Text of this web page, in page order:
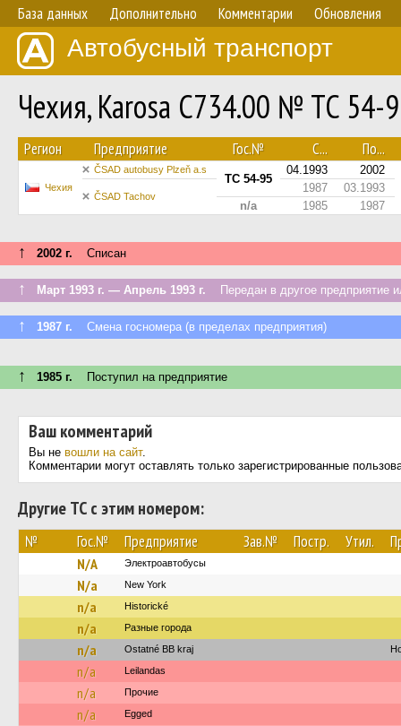
База данных Дополнительно Комментарии Обновления
Автобусный транспорт
Чехия, Karosa C734.00 № TC 54-
Регион Предприятие Гос.№ С... По...
Чехия
ČSAD autobusy Plzeň a.s
TC 54-95
04.1993 2002
ČSAD Tachov
1987
03.1993
n/a
1985 1987
↑ 2002 г. Списан
↑ Март 1993 г. — Апрель 1993 г. Передан в другое предприятие
↑ 1987 г. Смена госномера (в пределах предприятия)
↑ 1985 г. Поступил на предприятие
Ваш комментарий
Вы не вошли на сайт.
Комментарии могут оставлять только зарегистрированные
Другие ТС с этим номером:
№ Гос.№ Предприятие Зав.№ Постр. Утил.
N/A Электроавтобусы
N/a New York‎‎‎‎‎‎‎
n/a Historické
n/a Разные города
n/a Ostatné BB kraj
n/a Leilandas
n/a Прочие
n/a Egged